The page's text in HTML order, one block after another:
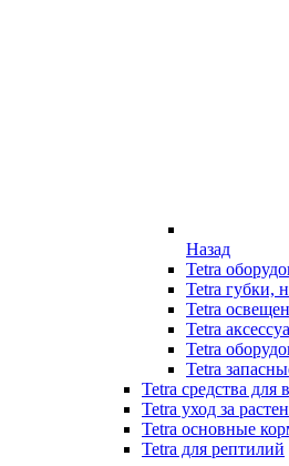
Назад
Tetra
Tetra губки,
Tetra
Tetra
Tetra
Tetra
Tetra средства для
Tetra уход за
Tetra основные
Tetra для рептилий